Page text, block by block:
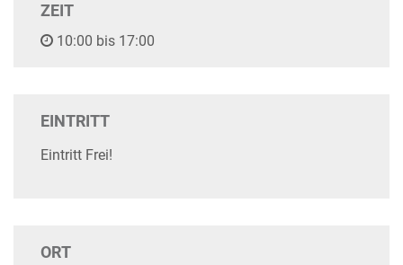
ZEIT
10:00 bis 17:00
EINTRITT
Eintritt Frei!
ORT